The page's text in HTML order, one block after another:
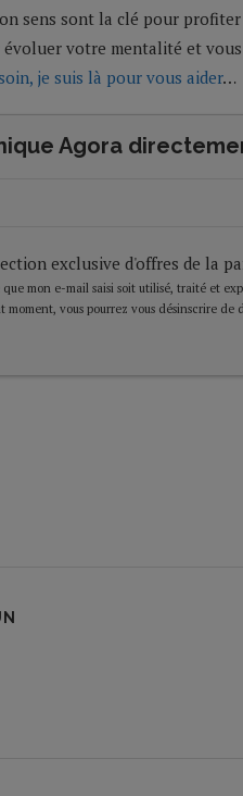
sens sont la clé pour
votre mentalité et
je suis là pour vous aider…
Agora
exclusive d'offres de la
mon e-mail saisi soit utilisé, traité et
vous pourrez vous désinscrire